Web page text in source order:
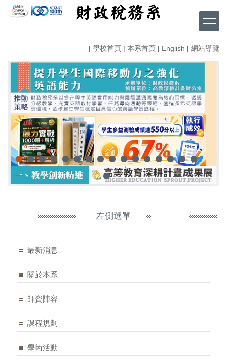
到
容
| 學校首頁 | 本系首頁 | English | 網站導覽
左側選單
最新消息
關於本系
師資陣容
課程規劃
學術活動